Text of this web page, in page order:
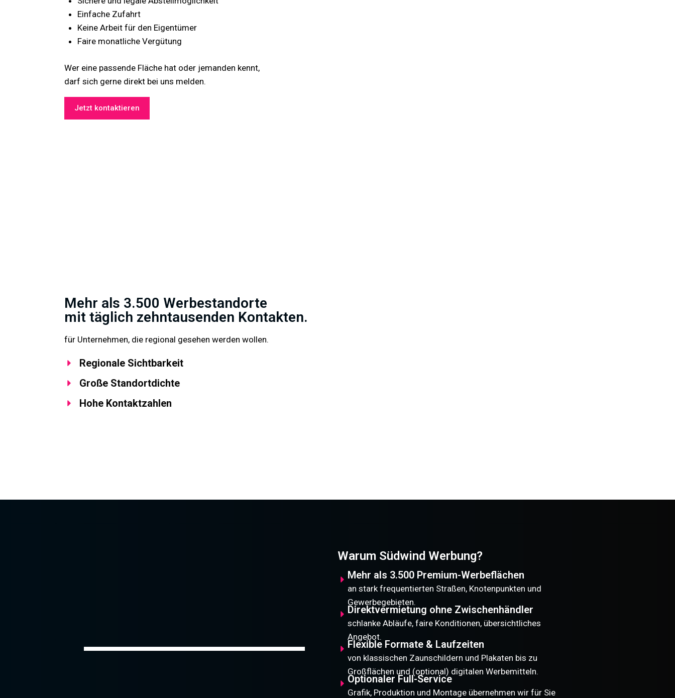
Einfache Zufahrt
Keine Arbeit für den Eigentümer
Faire monatliche Vergütung
Wer eine passende Fläche hat oder jemanden kennt,
darf sich gerne direkt bei uns melden.
Jetzt kontaktieren
Mehr als 3.500 Werbestandorte
mit täglich zehntausenden Kontakten.
für Unternehmen, die regional gesehen werden wollen.
Regionale Sichtbarkeit
Große Standortdichte
Hohe Kontaktzahlen
Warum Südwind Werbung?
Mehr als 3.500 Premium-Werbeflächen
an stark frequentierten Straßen, Knotenpunkten und
Gewerbegebieten.
Direktvermietung ohne Zwischenhändler
schlanke Abläufe, faire Konditionen, übersichtliches
Angebot.
Flexible Formate & Laufzeiten
von klassischen Zaunschildern und Plakaten bis zu
Großflächen und (optional) digitalen Werbemitteln.
Optionaler Full-Service
Grafik, Produktion und Montage übernehmen wir für Sie